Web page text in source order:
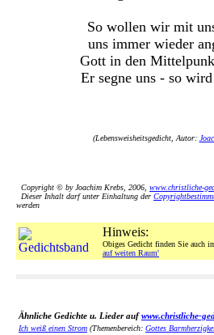
So wollen wir mit
uns immer wieder
Gott in den
Er segne uns - so
(Lebensweisheitsgedicht, Autor:
Copyright © by Joachim Krebs, 2006, www.christliche-
Dieser Inhalt darf unter Einhaltung der
werden
Hinweis:
Obiges Gedicht finden Sie auch
auf weiten Raum'
Ähnliche Gedichte u. Lieder aufwww.christliche-
Ich weiß einen Strom (Themenbereich: Gottes